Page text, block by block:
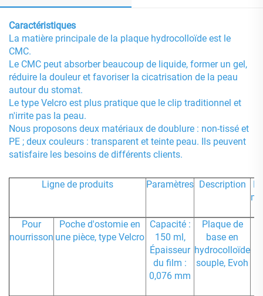
Caractéristiques
La matière principale de la plaque hydrocolloïde est le
CMC.
Le CMC peut absorber beaucoup de liquide, former un gel,
réduire la douleur et favoriser la cicatrisation de la peau
autour du stomat.
Le type Velcro est plus pratique que le clip traditionnel et
n'irrite pas la peau.
Nous proposons deux matériaux de doublure : non-tissé et
PE ; deux couleurs : transparent et teinte peau. Ils peuvent
satisfaire les besoins de différents clients.
Ligne de produits Paramètres Description
Pour
nourrisson
Poche d'ostomie en
une pièce, type Velcro
Capacité :
150 ml,
Épaisseur
du film :
0,076 mm
Plaque de
base en
hydrocolloïde
souple, Evoh